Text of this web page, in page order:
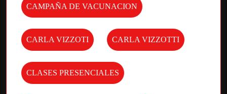
CAMPAÑA DE VACUNACION
CARLA VIZZOTI CARLA VIZZOTTI
CLASES PRESENCIALES